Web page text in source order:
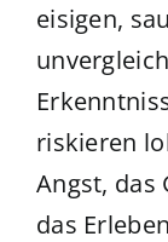
eisigen,
riskieren
Angst, das
das